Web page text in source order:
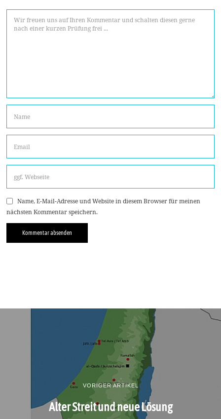
Name, E-Mail-Adresse und Website in diesem Browser für meinen
nächsten Kommentar speichern.
VORIGER ARTIKEL
Alter Streit und neue Lösung